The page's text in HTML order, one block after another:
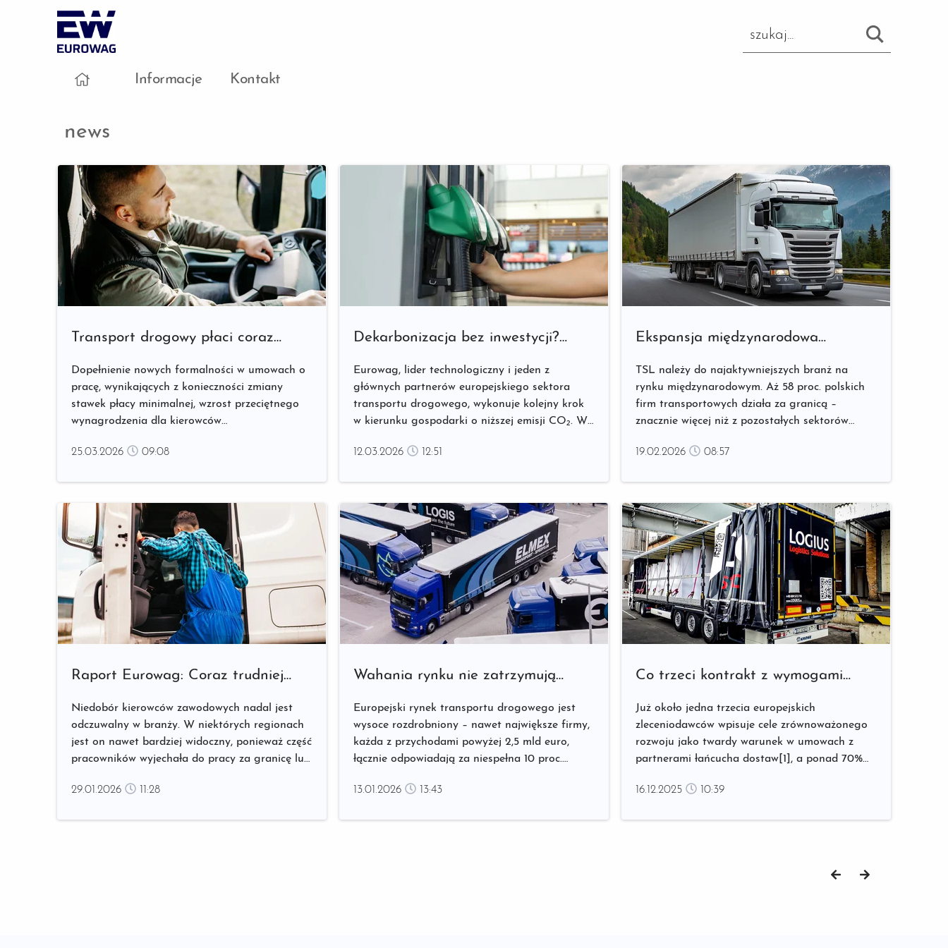
Informacje Kontakt
news
Transport drogowy płaci coraz
zatrudnienia w 2026?
Dopełnienie nowych formalności w umowach o
pracę, wynikających z konieczności zmiany
stawek płacy minimalnej, wzrost przeciętnego
wynagrodzenia dla kierowców
sektorowe, które różnią się w zależności od
25.03.2026 09:08
Dekarbonizacja bez inwestycji?
przewoźnikom drogę do niższych
emisji CO₂
Eurowag, lider technologiczny i jeden z
głównych partnerów europejskiego sektora
transportu drogowego, wykonuje kolejny krok
w kierunku gospodarki o niższej emisji CO₂. W
dostawcą paliw niskoemisyjnych i rozwiązań
12.03.2026 12:51
Ekspansja międzynarodowa
obniża koszty, ogranicza pomyłki
i upraszcza płatności?
TSL należy do najaktywniejszych branż na
rynku międzynarodowym. Aż 58 proc. polskich
firm transportowych działa za granicą –
znacznie więcej niż z pozostałych sektorów
sobie silną pozycję w Europie. ...
19.02.2026 08:57
Raport Eurowag: Coraz trudniej
mierzyć się z tym wyzwaniem?
Niedobór kierowców zawodowych nadal jest
odczuwalny w branży. W niektórych regionach
jest on nawet bardziej widoczny, ponieważ część
pracowników wyjechała do pracy za granicę lub
rynkowy Eurowag dotyczący transportu
29.01.2026 11:28
Wahania rynku nie zatrzymują
w europejskim transporcie
Europejski rynek transportu drogowego jest
wysoce rozdrobniony – nawet największe firmy,
każda z przychodami powyżej 2,5 mld euro,
łącznie odpowiadają za niespełna 10 proc.
środowisku sukces przedsiębiorstw TSL nie
13.01.2026 13:43
Co trzeci kontrakt z wymogami
transportowa?
Już około jedna trzecia europejskich
zleceniodawców wpisuje cele zrównoważonego
rozwoju jako twardy warunek w umowach z
partnerami łańcucha dostaw[1], a ponad 70%
przetargowych[2]. ...
16.12.2025 10:39